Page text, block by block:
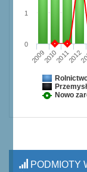
2009201020112012
0
1
Nowo
PODMIOTY